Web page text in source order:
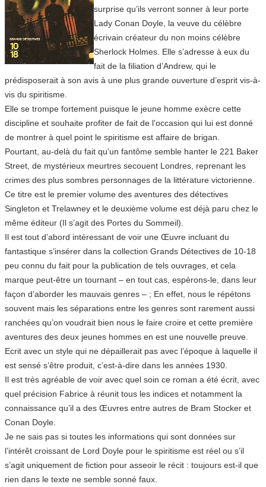
surprise qu’ils verront sonner à leur porte
Lady Conan Doyle, la veuve du célèbre
écrivain créateur du non moins célèbre
Sherlock Holmes. Elle s’adresse à eux du
fait de la filiation d’Andrew, qui le
prédisposerait à son avis à une plus grande ouverture d’esprit vis-à-
vis du spiritisme.
Elle se trompe fortement puisque le jeune homme exècre cette
discipline et souhaite profiter de fait de l’occasion qui lui est donné
de montrer à quel point le spiritisme est affaire de brigan.
Pourtant, au-delà du fait qu’un fantôme semble hanter le 221 Baker
Street, de mystérieux meurtres secouent Londres, reprenant les
crimes des plus sombres personnages de la littérature victorienne.
Ce titre est le premier volume des aventures des détectives
Singleton et Trelawney et le deuxième volume est déjà paru chez le
même éditeur (Il s’agit des Portes du Sommeil).
Il est tout d’abord intéressant de voir une Œuvre incluant du
fantastique s’insérer dans la collection Grands Détectives de 10-18
peu connu du fait pour la publication de tels ouvrages, et cela
marque peut-être un tournant – en tout cas, espèrons-le, dans leur
façon d’aborder les mauvais genres – ; En effet, nous le répétons
souvent mais les séparations entre les genres sont rarement aussi
ranchées qu’on voudrait bien nous le faire croire et cette première
aventures des deux jeunes hommes en est une nouvelle preuve.
Ecrit avec un style qui ne dépaillerait pas avec l’époque à laquelle il
est sensé s’être produit, c’est-à-dire dans les années 1930.
Il est très agréable de voir avec quel soin ce roman a été écrit, avec
quel précision Fabrice à réunit tous les indices et notamment la
connaissance qu’il a des Œuvres entre autres de Bram Stocker et
Conan Doyle.
Je ne sais pas si toutes les informations qui sont données sur
l’intérêt croissant de Lord Doyle pour le spiritisme est réel ou s’il
s’agit uniquement de fiction pour asseoir le récit : toujours est-il que
rien dans le texte ne semble sonné faux.